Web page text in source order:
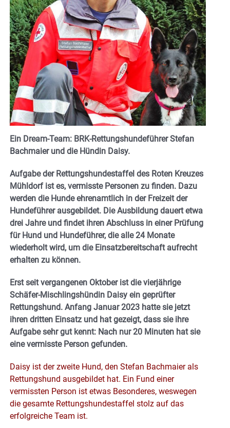
Ein Dream-Team: BRK-Rettungshundeführer Stefan
Bachmaier und die Hündin Daisy.
Aufgabe der Rettungshundestaffel des Roten Kreuzes
Mühldorf ist es, vermisste Personen zu finden. Dazu
werden die Hunde ehrenamtlich in der Freizeit der
Hundeführer ausgebildet. Die Ausbildung dauert etwa
drei Jahre und findet ihren Abschluss in einer Prüfung
für Hund und Hundeführer, die alle 24 Monate
wiederholt wird, um die Einsatzbereitschaft aufrecht
erhalten zu können.
Erst seit vergangenen Oktober ist die vierjährige
Schäfer-Mischlingshündin Daisy ein geprüfter
Rettungshund. Anfang Januar 2023 hatte sie jetzt
ihren dritten Einsatz und hat gezeigt, dass sie ihre
Aufgabe sehr gut kennt: Nach nur 20 Minuten hat sie
eine vermisste Person gefunden.
Daisy ist der zweite Hund, den Stefan Bachmaier als
Rettungshund ausgebildet hat. Ein Fund einer
vermissten Person ist etwas Besonderes, weswegen
die gesamte Rettungshundestaffel stolz auf das
erfolgreiche Team ist.